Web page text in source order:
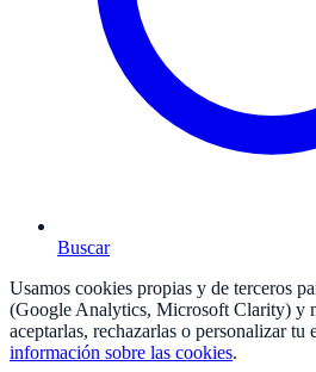
Buscar
Usamos cookies propias y de terceros
(Google Analytics, Microsoft Clarity) y
aceptarlas, rechazarlas o personalizar tu
información sobre las cookies.